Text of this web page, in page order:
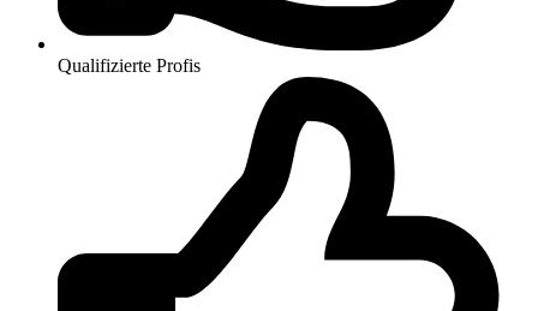
Qualifizierte Profis